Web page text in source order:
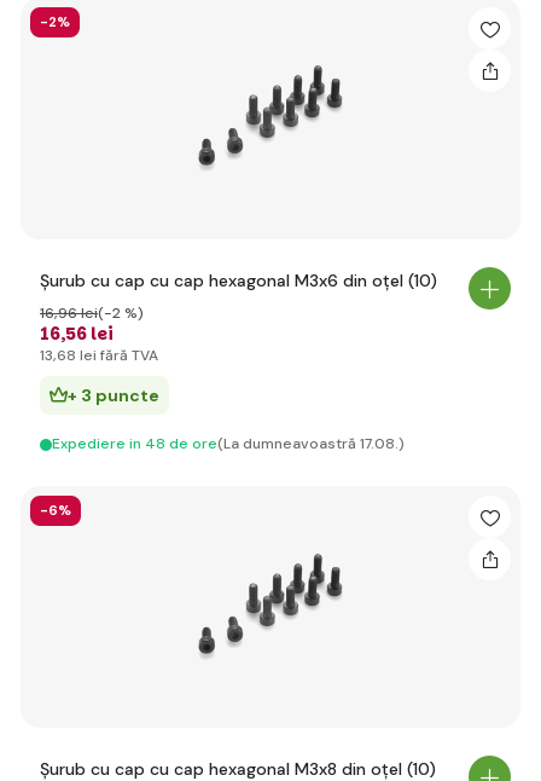
-2%
Șurub cu cap cu cap hexagonal M3x6 din oțel (10)
16,56 lei
16,96 lei(-2 %)
13,68 lei fără TVA
+ 3 puncte
Expediere in 48 de ore(La dumneavoastră 17.08.)
-6%
Șurub cu cap cu cap hexagonal M3x8 din oțel (10)